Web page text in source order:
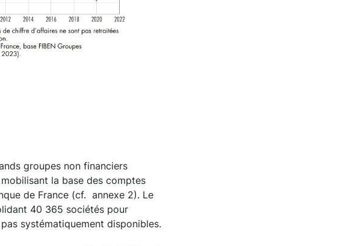
groupes non financiers
la base des comptes
de France (cf. annexe 2). Le
40 365 sociétés pour
systématiquement disponibles.